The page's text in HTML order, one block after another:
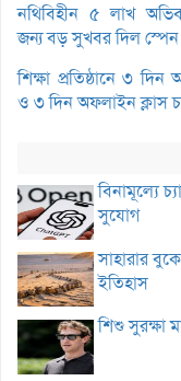
নথিবিহীন ৫ লাখ
জন্য বড় সুখবর দিল
শিক্ষা প্রতিষ্ঠানে ৩ দিন
ও ৩ দিন অফলাইন ক্লাস
বিনামূল্যে
সুযোগ
সাহারার
ইতিহাস
শিশু সুরক্ষা